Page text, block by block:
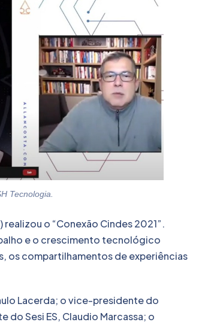
Tecnologia.
o “Conexão Cindes 2021”.
e o crescimento tecnológico
os compartilhamentos de experiências
Lacerda; o vice-presidente do
do Sesi ES, Claudio Marcassa; o